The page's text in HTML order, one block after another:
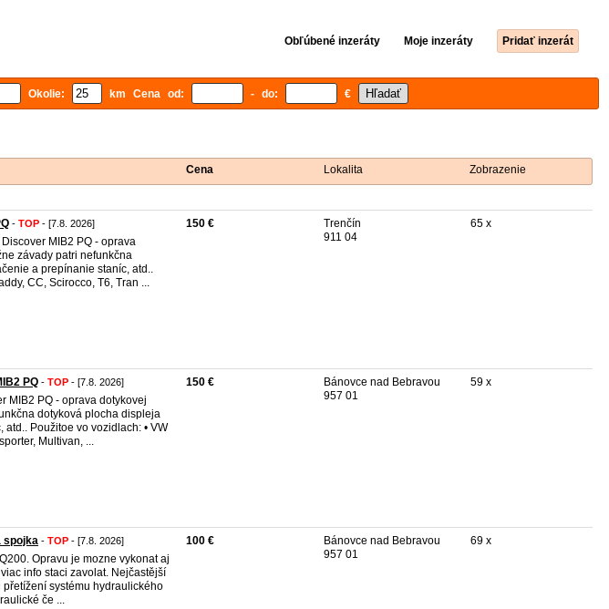
Obľúbené inzeráty Moje inzeráty Pridať inzerát
Okolie: km Cena od: - do: €
Cena Lokalita Zobrazenie
- TOP - [7.8. 2026]
MIB2 PQ - oprava
závady patri nefunkčna
a prepínanie staníc, atd..
CC, Scirocco, T6, Tran ...
150 €
Trenčín
911 04
65 x
PQ - TOP - [7.8. 2026]
MIB2 PQ - oprava dotykovej
dotyková plocha displeja
Použitoe vo vozidlach: • VW
Multivan, ...
150 €
Bánovce nad Bebravou
957 01
59 x
spojka - TOP - [7.8. 2026]
Opravu je mozne vykonat aj
info staci zavolat. Nejčastější
systému hydraulického
če ...
100 €
Bánovce nad Bebravou
957 01
69 x